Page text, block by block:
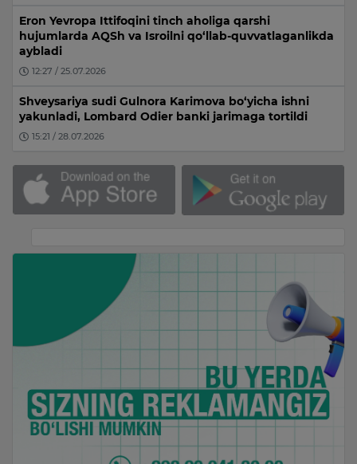
Eron Yevropa Ittifoqini tinch aholiga qarshi
hujumlarda AQSh va Isroilni qo‘llab-quvvatlaganlikda
aybladi
12:27 / 25.07.2026
Shveysariya sudi Gulnora Karimova bo‘yicha ishni
yakunladi, Lombard Odier banki jarimaga tortildi
15:21 / 28.07.2026